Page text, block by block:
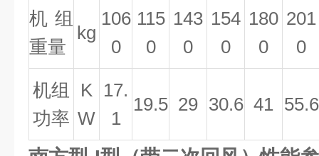
机组
重量
kg
106
0
115
0
143
0
154
0
180
0
201
0
机组
功率
K
W
17.
1
19.5 29 30.6 41 55.6